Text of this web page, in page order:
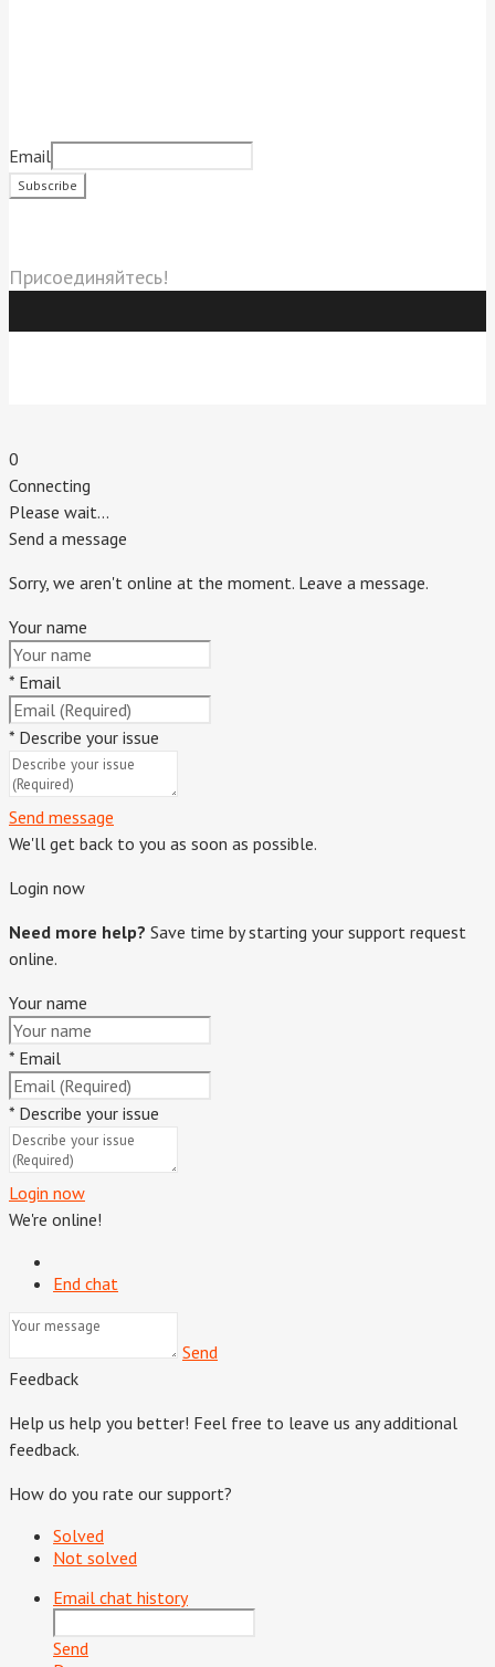
Email
Присоединяйтесь!
0
Connecting
Please wait...
Send a message
Sorry, we aren't online at the moment. Leave a message.
Your name
* Email
* Describe your issue
Send message
We'll get back to you as soon as possible.
Login now
Need more help? Save time by starting your support request
online.
Your name
* Email
* Describe your issue
Login now
We're online!
End chat
Send
Feedback
Help us help you better! Feel free to leave us any additional
feedback.
How do you rate our support?
Solved
Not solved
Email chat history
Send